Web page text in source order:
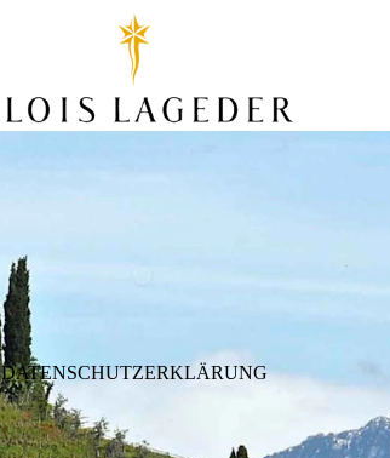
DATENSCHUTZERKLÄRUNG